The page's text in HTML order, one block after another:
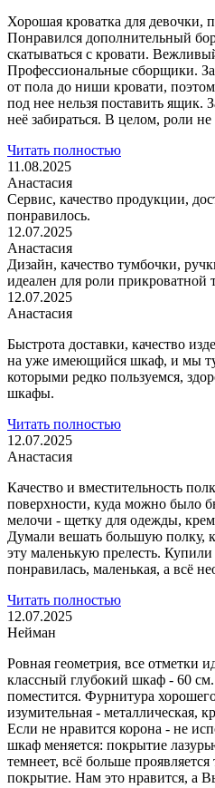
Хорошая кроватка для девочки,
Понравился дополнительный
скатываться с кровати.
Профессиональные сборщики.
от пола до ниши кровати,
под нее нельзя поставить ящик.
неё забираться. В целом, роли
Читать полностью
11.08.2025
Анастасия
Сервис, качество продукции,
понравилось.
12.07.2025
Анастасия
Дизайн, качество тумбочки,
идеален для роли прикроватной
12.07.2025
Анастасия
Быстрота доставки, качество
на уже имеющийся шкаф, и мы
которыми редко пользуемся,
шкафы.
Читать полностью
12.07.2025
Анастасия
Качество и вместительность
поверхности, куда можно было
мелочи - щетку для одежды,
Думали вешать большую полку,
эту маленькую прелесть.
понравилась, маленькая, а всё
Читать полностью
12.07.2025
Нейман
Ровная геометрия, все отметки
классный глубокий шкаф - 60
поместится. Фурнитура
изумительная - металлическая,
Если не нравится корона - не
шкаф меняется: покрытие
темнеет, всё больше проявляется
покрытие. Нам это нравится, а